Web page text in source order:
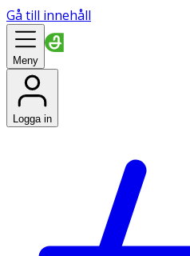
Gå till innehåll
Meny
Logga in